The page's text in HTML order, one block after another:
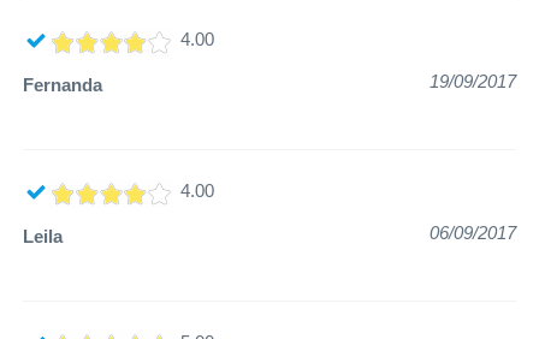
4.00
Fernanda 19/09/2017
4.00
Leila 06/09/2017